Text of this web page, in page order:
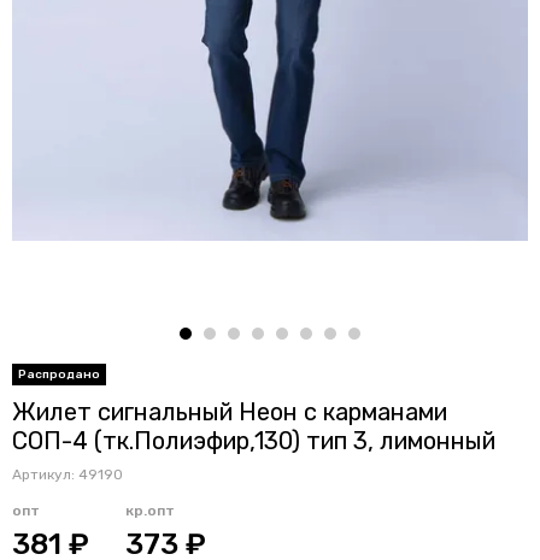
Жилет сигнальный Неон с карманами
СОП-4 (тк.Полиэфир,130) тип 3, лимонный
Артикул: 49190
опт
381 ₽
кр.опт
373 ₽